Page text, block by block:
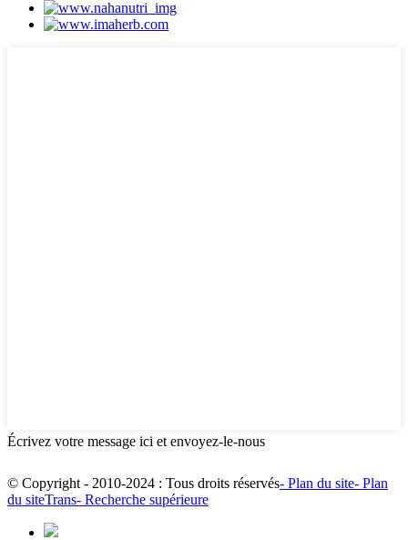
Écrivez votre message ici et envoyez-le-nous
© Copyright - 2010-2024 : Tous droits réservés- Plan du site- Plan
du siteTrans- Recherche supérieure